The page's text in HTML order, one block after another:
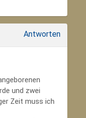
Antworten
und zwei
Zeit muss ich